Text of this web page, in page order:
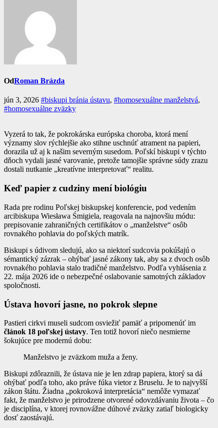
OdRoman Brázda
jún 3, 2026 #biskupi bránia ústavu, #homosexuálne manželstvá,
#homosexuálne zväzky
Vyzerá to tak, že pokrokárska európska choroba, ktorá mení
významy slov rýchlejšie ako stihne uschnúť atrament na papieri,
dorazila už aj k našim severným susedom. Poľskí biskupi v týchto
dňoch vydali jasné varovanie, pretože tamojšie správne súdy zrazu
dostali nutkanie „kreatívne interpretovať“ realitu.
Keď papier z cudziny mení biológiu
Rada pre rodinu Poľskej biskupskej konferencie, pod vedením
arcibiskupa Wiesława Śmigiela, reagovala na najnovšiu módu:
prepisovanie zahraničných certifikátov o „manželstve“ osôb
rovnakého pohlavia do poľských matrík.
Biskupi s údivom sledujú, ako sa niektorí sudcovia pokúšajú o
sémantický zázrak – ohýbať jasné zákony tak, aby sa z dvoch osôb
rovnakého pohlavia stalo tradičné manželstvo. Podľa vyhlásenia z
22. mája 2026 ide o nebezpečné oslabovanie samotných základov
spoločnosti.
Ústava hovorí jasne, no pokrok slepne
Pastieri cirkvi museli sudcom osviežiť pamäť a pripomenúť im
článok 18 poľskej ústavy. Ten totiž hovorí niečo nesmierne
šokujúce pre modernú dobu:
Manželstvo je zväzkom muža a ženy.
Biskupi zdôraznili, že ústava nie je len zdrap papiera, ktorý sa dá
ohýbať podľa toho, ako práve fúka vietor z Bruselu. Je to najvyšší
zákon štátu. Žiadna „pokroková interpretácia“ nemôže vymazať
fakt, že manželstvo je prirodzene otvorené odovzdávaniu života – čo
je disciplína, v ktorej rovnovážne dúhové zväzky zatiaľ biologicky
dosť zaostávajú.